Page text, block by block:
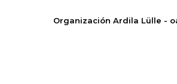
Organización Ardila Lülle -